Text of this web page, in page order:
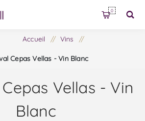
0
Accueil / Vins /
Cepas Vellas - Vin Blanc
Vellas - Vin
Blanc